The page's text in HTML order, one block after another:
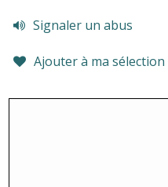
Signaler un abus
Ajouter à ma sélection